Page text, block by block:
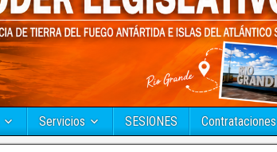
Servicios SESIONES Contrataciones